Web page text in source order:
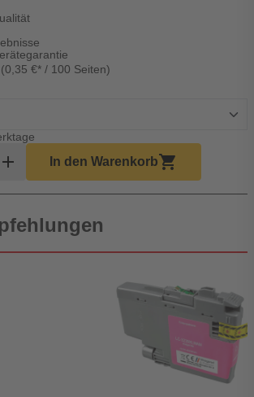
€* / 100 Seiten)
Warenkorb Menge
add In den Warenkorbshopping_cart